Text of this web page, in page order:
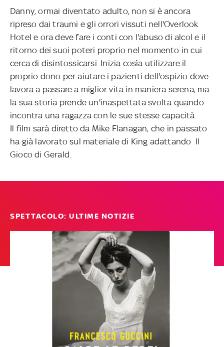
Danny, ormai diventato adulto, non si è ancora
ripreso dai traumi e gli orrori vissuti nell'Overlook
Hotel e ora deve fare i conti con l'abuso di alcol e il
ritorno dei suoi poteri proprio nel momento in cui
cerca di disintossicarsi. Inizia cosìa utilizzare il
proprio dono per aiutare i pazienti dell'ospizio dove
lavora a passare a miglior vita in maniera serena, ma
la sua storia prende un'inaspettata svolta quando
incontra una ragazza con le sue stesse capacità.
Il film sarà diretto da Mike Flanagan, che in passato
ha già lavorato sul materiale di King adattando Il
Gioco di Gerald.
SPETTACOLO: ULTIME NOTIZIE